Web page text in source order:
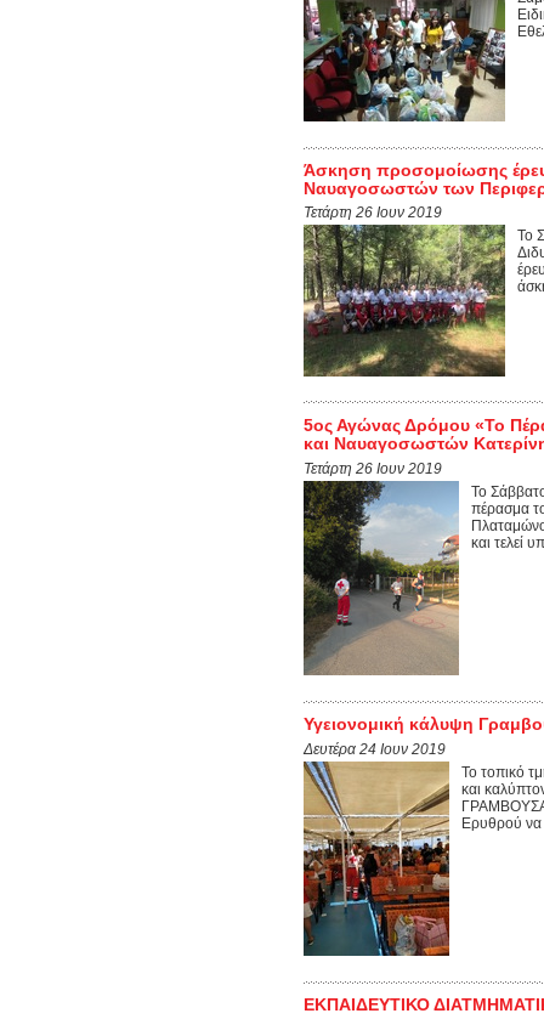
Άσκηση προσομοίωσης
Ναυαγοσωστών των
Τετάρτη 26 Ιουν 2019
Το
5ος Αγώνας Δρόμου «Το
και Ναυαγοσωστών
Τετάρτη 26 Ιουν 2019
Το
πέρασμα
και τελεί
Υγειονομική κάλυψη
Δευτέρα 24 Ιουν 2019
Το τοπικό
και
Ερυθρού να
ΕΚΠΑΙΔΕΥΤΙΚΟ